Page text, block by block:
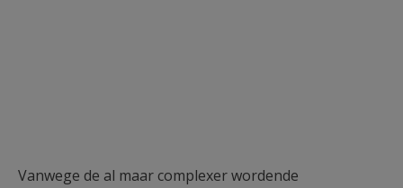
Vanwege de al maar complexer wordende